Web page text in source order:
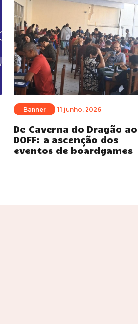
Banner 11 junho, 2026
De Caverna do Dragão ao
DOFF: a ascenção dos
eventos de boardgames